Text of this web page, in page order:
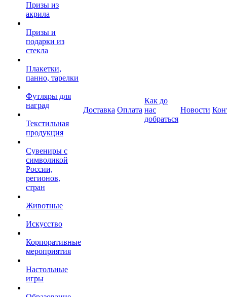
Призы из
акрила
Призы и
подарки из
стекла
Плакетки,
панно, тарелки
Футляры для
наград
Текстильная
продукция
Сувениры с
символикой
России,
регионов,
стран
Животные
Искусство
Корпоративные
мероприятия
Настольные
игры
Доставка Оплата
Как до
нас
добраться
Новости